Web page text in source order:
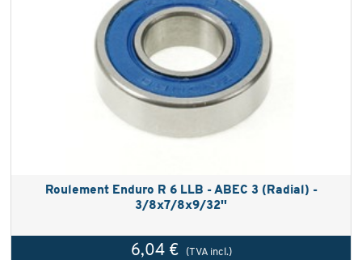
Roulement Enduro R 6 LLB - ABEC 3 (Radial) -
3/8x7/8x9/32''
6,04 €
(TVA incl.)